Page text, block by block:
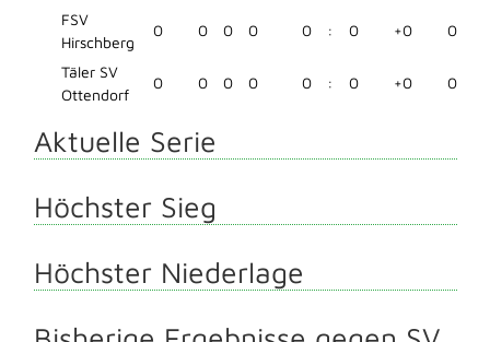
FSV
Hirschberg
0 0 0 0 0 : 0 +0 0
Täler SV
Ottendorf
0 0 0 0 0 : 0 +0 0
Aktuelle Serie
Höchster Sieg
Höchster Niederlage